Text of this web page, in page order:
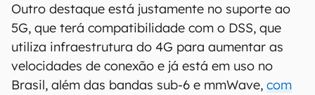
Outro destaque está justamente no suporte ao
5G, que terá compatibilidade com o DSS, que
utiliza infraestrutura do 4G para aumentar as
velocidades de conexão e já está em uso no
Brasil, além das bandas sub-6 e mmWave, com